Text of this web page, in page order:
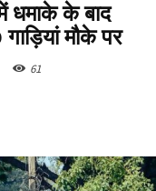
धमाके के बाद
मौके पर
61